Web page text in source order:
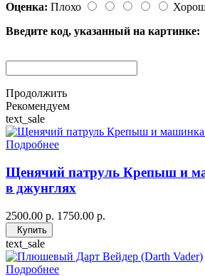
Оценка: Плохо
Введите код, указанный на картинке:
Продолжить
Рекомендуем
text_sale
Подробнее
Щенячий патруль Крепыш и
в джунглях
2500.00 р. 1750.00 р.
Купить
text_sale
Подробнее